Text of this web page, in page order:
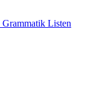
Grammatik Listen